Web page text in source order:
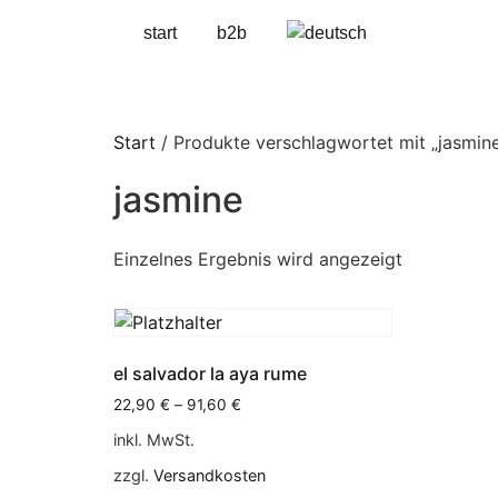
start b2b
Start / Produkte verschlagwortet mit
jasmine
Einzelnes Ergebnis wird angezeigt
el salvador la aya rume
22,90 € – 91,60 €
inkl. MwSt.
zzgl. Versandkosten